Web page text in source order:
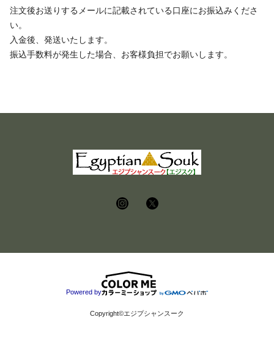
注文後お送りするメールに記載されている口座にお振込みくださ
い。
入金後、発送いたします。
振込手数料が発生した場合、お客様負担でお願いします。
Powered by
Copyright©エジプシャンスーク